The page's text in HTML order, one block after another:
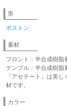
形
ボストン
素材
フロント：半合成樹脂
テンプル：半合成樹脂
「アセテート」は美
材です。
カラー